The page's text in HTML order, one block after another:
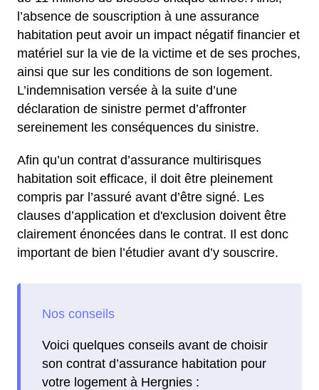
l’absence de souscription à une assurance
habitation peut avoir un impact négatif financier et
matériel sur la vie de la victime et de ses proches,
ainsi que sur les conditions de son logement.
L’indemnisation versée à la suite d’une
déclaration de sinistre permet d’affronter
sereinement les conséquences du sinistre.
Afin qu’un contrat d’assurance multirisques
habitation soit efficace, il doit être pleinement
compris par l’assuré avant d’être signé. Les
clauses d’application et d'exclusion doivent être
clairement énoncées dans le contrat. Il est donc
important de bien l’étudier avant d’y souscrire.
Voici quelques conseils avant de choisir
son contrat d’assurance habitation pour
votre logement à Hergnies :